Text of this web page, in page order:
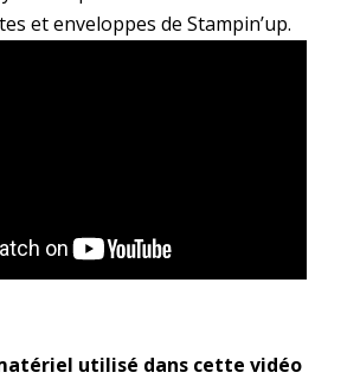
et enveloppes de Stampin’up.
utilisé dans cette vidéo